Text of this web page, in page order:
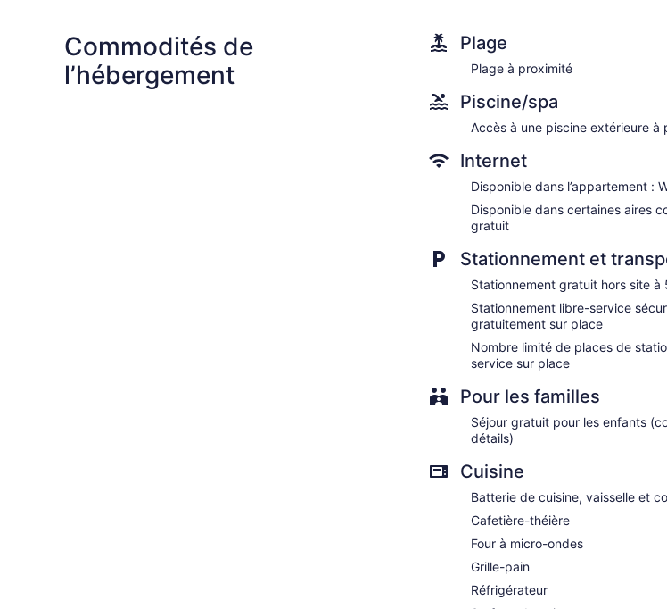
Commodités de
l’hébergement
Plage
Plage à proximité
Piscine/spa
Accès à une piscine extérieure à
Internet
Disponible dans l’appartement :
Disponible dans certaines aires
gratuit
Stationnement et
Stationnement gratuit hors site à
Stationnement libre-service
gratuitement sur place
Nombre limité de places de
service sur place
Pour les familles
Séjour gratuit pour les enfants
détails)
Cuisine
Batterie de cuisine, vaisselle et
Cafetière-théière
Four à micro-ondes
Grille-pain
Réfrigérateur